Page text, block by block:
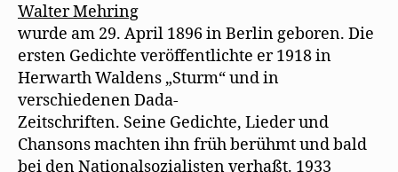
Walter Mehring
wurde am 29. April 1896 in Berlin geboren. Die
ersten Gedichte veröffentlichte er 1918 in
Herwarth Waldens „Sturm“ und in
verschiedenen Dada-
Zeitschriften. Seine Gedichte, Lieder und
Chansons machten ihn früh berühmt und bald
bei den Nationalsozialisten verhaßt. 1933